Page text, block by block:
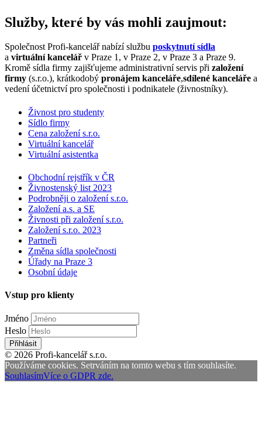
Služby, které by vás mohli zaujmout:
Společnost Profi-kancelář nabízí službu poskytnutí sídla
a virtuální kancelář v Praze 1, v Praze 2, v Praze 3 a Praze 9.
Kromě sídla firmy zajišťujeme administrativní servis při založení
firmy (s.r.o.), krátkodobý pronájem kanceláře,sdílené kanceláře a
vedení účetnictví pro společnosti i podnikatele (živnostníky).
Živnost pro studenty
Sídlo firmy
Cena založení s.r.o.
Virtuální kancelář
Virtuální asistentka
Obchodní rejstřík v ČR
Živnostenský list 2023
Podrobněji o založení s.r.o.
Založení a.s. a SE
Živnosti při založení s.r.o.
Založení s.r.o. 2023
Partneři
Změna sídla společnosti
Úřady na Praze 3
Osobní údaje
Vstup pro klienty
Jméno
Heslo
Přihlásit
© 2026 Profi-kancelář s.r.o.
Používáme cookies. Setrváním na tomto webu s tím souhlasíte.
SouhlasímVíce o GDPR zde.